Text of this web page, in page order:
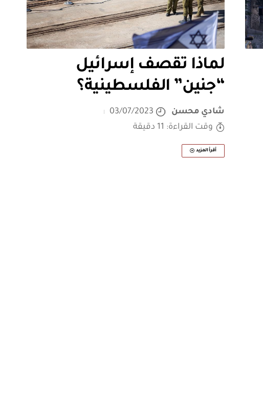
لماذا تقصف إسرائيل
“جنين” الفلسطينية؟
شادي محسن
03/07/2023
وقت القراءة: 11 دقيقة
أقرأ المزيد